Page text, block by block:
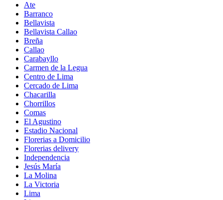
Ate
Barranco
Bellavista
Bellavista Callao
Breña
Callao
Carabayllo
Carmen de la Legua
Centro de Lima
Cercado de Lima
Chacarilla
Chorrillos
Comas
El Agustino
Estadio Nacional
Florerias a Domicilio
Florerias delivery
Independencia
Jesús María
La Molina
La Victoria
Lima